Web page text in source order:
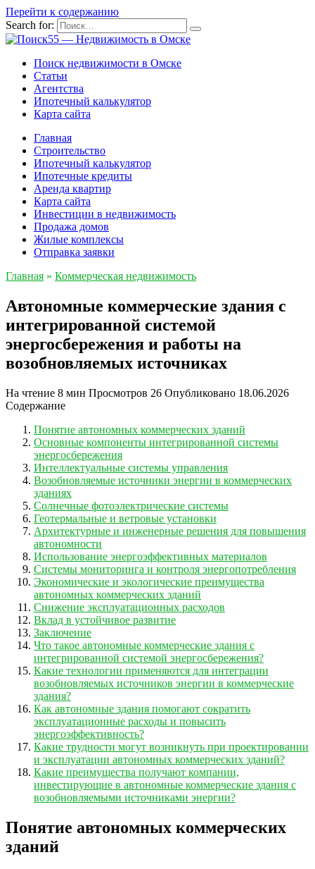
Перейти к содержанию
Search for:
Поиск недвижимости в Омске
Статьи
Агентства
Ипотечный калькулятор
Карта сайта
Главная
Строительство
Ипотечный калькулятор
Ипотечные кредиты
Аренда квартир
Карта сайта
Инвестиции в недвижимость
Продажа домов
Жилые комплексы
Отправка заявки
Главная » Коммерческая недвижимость
Автономные коммерческие здания с
интегрированной системой
энергосбережения и работы на
возобновляемых источниках
На чтение 8 мин Просмотров 26 Опубликовано 18.06.2026
Содержание
Понятие автономных коммерческих зданий
Основные компоненты интегрированной системы
энергосбережения
Интеллектуальные системы управления
Возобновляемые источники энергии в коммерческих
зданиях
Солнечные фотоэлектрические системы
Геотермальные и ветровые установки
Архитектурные и инженерные решения для повышения
автономности
Использование энергоэффективных материалов
Системы мониторинга и контроля энергопотребления
Экономические и экологические преимущества
автономных коммерческих зданий
Снижение эксплуатационных расходов
Вклад в устойчивое развитие
Заключение
Что такое автономные коммерческие здания с
интегрированной системой энергосбережения?
Какие технологии применяются для интеграции
возобновляемых источников энергии в коммерческие
здания?
Как автономные здания помогают сократить
эксплуатационные расходы и повысить
энергоэффективность?
Какие трудности могут возникнуть при проектировании
и эксплуатации автономных коммерческих зданий?
Какие преимущества получают компании,
инвестирующие в автономные коммерческие здания с
возобновляемыми источниками энергии?
Понятие автономных коммерческих
зданий